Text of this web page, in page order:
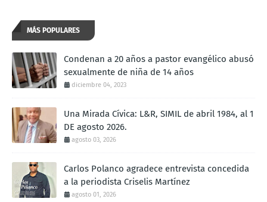
MÁS POPULARES
Condenan a 20 años a pastor evangélico abusó
sexualmente de niña de 14 años
diciembre 04, 2023
Una Mirada Cívica: L&R, SIMIL de abril 1984, al 1
DE agosto 2026.
agosto 03, 2026
Carlos Polanco agradece entrevista concedida
a la periodista Criselis Martínez
agosto 01, 2026